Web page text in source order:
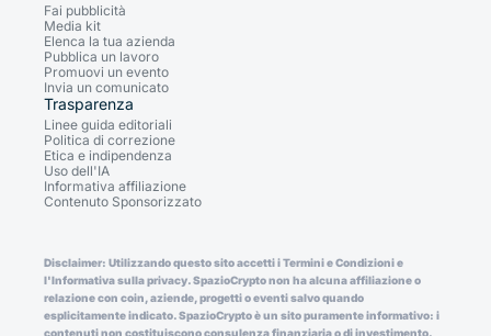
Fai pubblicità
Media kit
Elenca la tua azienda
Pubblica un lavoro
Promuovi un evento
Invia un comunicato
Trasparenza
Linee guida editoriali
Politica di correzione
Etica e indipendenza
Uso dell'IA
Informativa affiliazione
Contenuto Sponsorizzato
Disclaimer: Utilizzando questo sito accetti i Termini e Condizioni e
l'Informativa sulla privacy. SpazioCrypto non ha alcuna affiliazione o
relazione con coin, aziende, progetti o eventi salvo quando
esplicitamente indicato. SpazioCrypto è un sito puramente informativo: i
contenuti non costituiscono consulenza finanziaria o di investimento.